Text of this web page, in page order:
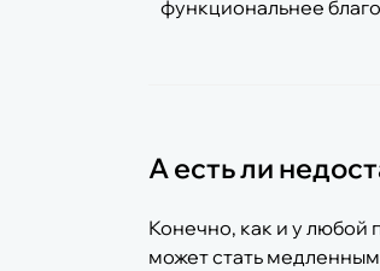
функциональнее
А есть ли
Конечно, как и у любой
может стать